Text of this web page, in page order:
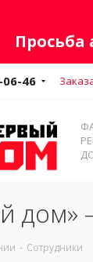
Просьба
06-46
дом»
- Сотрудники